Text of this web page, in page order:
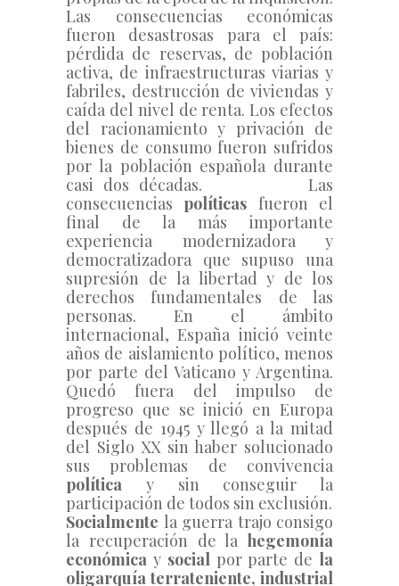
Las consecuencias económicas
fueron desastrosas para el país:
pérdida de reservas, de población
activa, de infraestructuras viarias y
fabriles, destrucción de viviendas y
caída del nivel de renta. Los efectos
del racionamiento y privación de
bienes de consumo fueron sufridos
por la población española durante
casi dos décadas. Las
consecuencias políticas fueron el
final de la más importante
experiencia modernizadora y
democratizadora que supuso una
supresión de la libertad y de los
derechos fundamentales de las
personas. En el ámbito
internacional, España inició veinte
años de aislamiento político, menos
por parte del Vaticano y Argentina.
Quedó fuera del impulso de
progreso que se inició en Europa
después de 1945 y llegó a la mitad
del Siglo XX sin haber solucionado
política y sin conseguir la
participación de todos sin exclusión.
Socialmente la guerra trajo consigo
la recuperación de la hegemonía
económica y social por parte de la
oligarquía terrateniente, industrial